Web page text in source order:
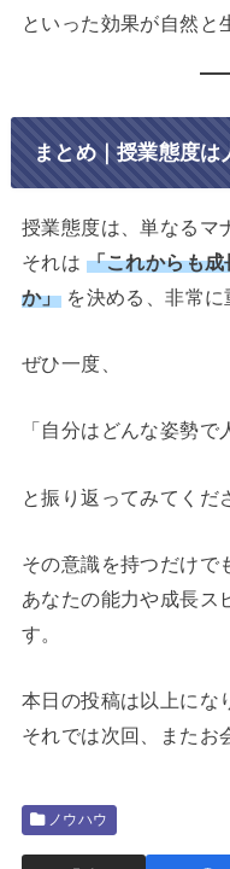
といった効果が自然と
まとめ｜授業態度
授業態度は、単なるマ
それは 「これからも
か」を決める、非常に
ぜひ一度、
「自分はどんな姿勢で
と振り返ってみてくだ
その意識を持つだけで
あなたの能力や成長ス
す。
本日の投稿は以上にな
それでは次回、またお
ノウハウ